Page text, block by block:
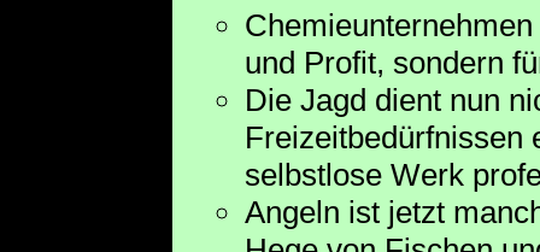
und Profit, sondern
Die Jagd dient nun
Freizeitbedürfnissen
selbstlose Werk
Angeln ist jetzt